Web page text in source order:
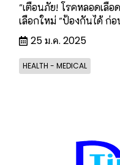
"เตือนภัย! โรคหลอดเลื
เลือกใหม่ "ป้องกันได้ ก่
25 ม.ค. 2025
HEALTH - MEDICAL